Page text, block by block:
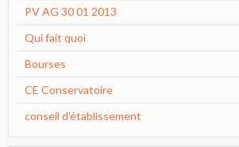
PV AG 30 01 2013
Qui fait quoi
Bourses
CE Conservatoire
conseil d'établissement